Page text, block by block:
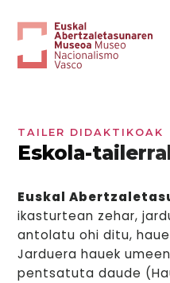
TAILER DIDAKTIKOAK
Eskola-
Euskal
ikasturtean zehar,
antolatu ohi ditu,
Jarduera hauek
pentsatuta daude